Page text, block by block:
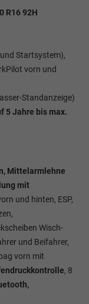
R16 92H
Startsystem),
vorn und
Standanzeige)
5 Jahre bis max.
Mittelarmlehne
mit
und hinten, ESP,
Wisch-
und Beifahrer,
vorn mit
, 8